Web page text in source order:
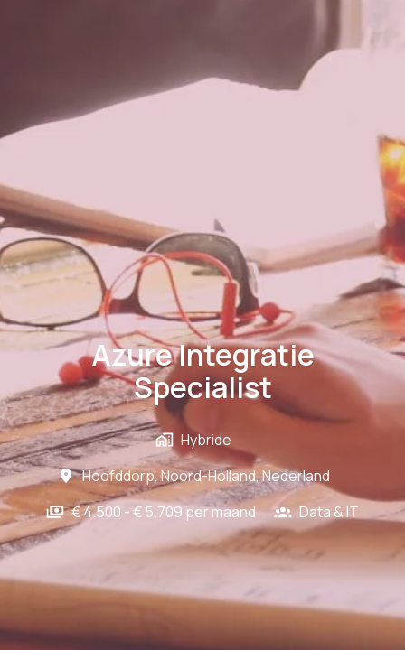
Azure Integratie
Specialist
Hybride
Hoofddorp,Noord-Holland,Nederland
€ 4.500 - € 5.709 per maand
Data & IT